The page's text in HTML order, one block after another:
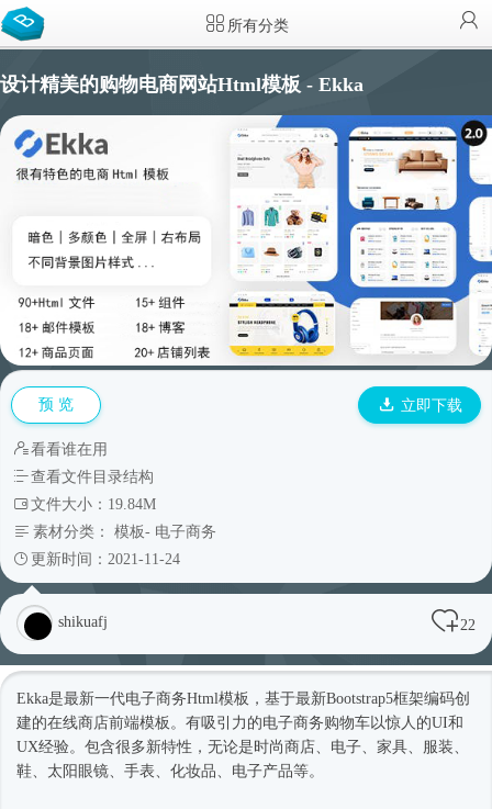
所有分类
设计精美的购物电商网站Html模板 - Ekka
预 览 立即下载
看看谁在用
查看文件目录结构
文件大小：19.84M
素材分类： 模板- 电子商务
更新时间：2021-11-24
shikuafj 22
Ekka是最新一代电子商务Html模板 ，基于最新Bootstrap5框架编码创
建的在线商店前端模板。有吸引力的电子商务购物车以惊人的UI和
UX经验。包含很多新特性，无论是 时尚商店、电子、家具、服装、
鞋、太阳眼镜、手表、化妆品、电子产品等。